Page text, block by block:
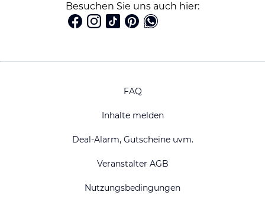
Besuchen Sie uns auch hier:
FAQ
Inhalte melden
Deal-Alarm, Gutscheine uvm.
Veranstalter AGB
Nutzungsbedingungen